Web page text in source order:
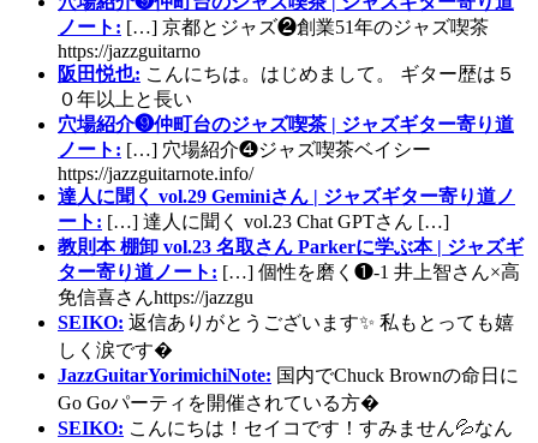
ノート: […] 京都とジャズ❷創業51年のジャズ喫茶
https://jazzguitarno
阪田悦也: こんにちは。はじめまして。 ギター歴は５
０年以上と長い
穴場紹介❾仲町台のジャズ喫茶 | ジャズギター寄り道
ノート: […] 穴場紹介❹ジャズ喫茶ベイシー
https://jazzguitarnote.info/
達人に聞く vol.29 Geminiさん | ジャズギター寄り道ノ
ート: […] 達人に聞く vol.23 Chat GPTさん […]
教則本 棚卸 vol.23 名取さん Parkerに学ぶ本 | ジャズギ
ター寄り道ノート: […] 個性を磨く❶-1 井上智さん×高
免信喜さんhttps://jazzgu
SEIKO: 返信ありがとうございます✨ 私もとっても嬉
しく涙です�
JazzGuitarYorimichiNote: 国内でChuck Brownの命日に
Go Goパーティを開催されている方�
SEIKO: こんにちは！セイコです！すみません💦なん